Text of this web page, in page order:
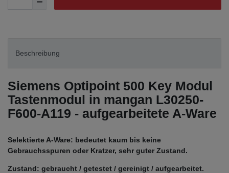
Beschreibung
Siemens Optipoint 500 Key Modul
Tastenmodul in mangan L30250-
F600-A119 - aufgearbeitete A-Ware
Selektierte A-Ware: bedeutet kaum bis keine
Gebrauchsspuren oder Kratzer, sehr guter Zustand.
Zustand: gebraucht / getestet / gereinigt / aufgearbeitet.